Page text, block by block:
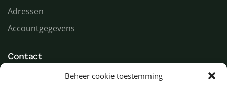
Beheer cookie toestemming
Adressen
Accountgegevens
Contact